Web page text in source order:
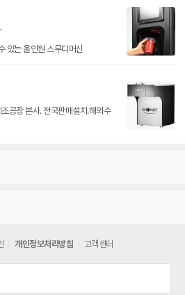
있는 올인원 스무디머신
공장 본사. 전국판매설치.해외수
개인정보처리방침 고객센터